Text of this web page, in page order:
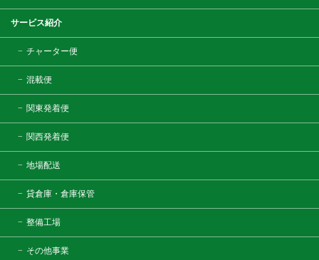
サービス紹介
チャーター便
混載便
関東発着便
関西発着便
地場配送
貸倉庫・倉庫保管
整備工場
その他事業